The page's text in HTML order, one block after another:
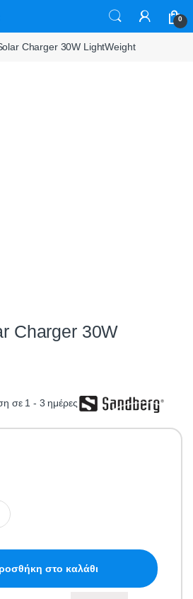
0
Charger 30W LightWeight
Charger 30W
σε 1 - 3 ημέρες
30W LightWeight quantity
στο καλάθι